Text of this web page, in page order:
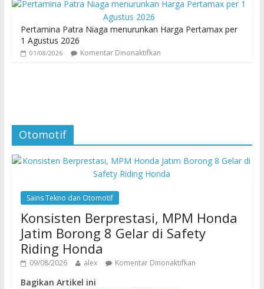
Pertamina Patra Niaga menurunkan Harga Pertamax per
1 Agustus 2026
01/08/2026 Komentar Dinonaktifkan
Otomotif
Sains Tekno dan Otomotif
Konsisten Berprestasi, MPM Honda
Jatim Borong 8 Gelar di Safety
Riding Honda
09/08/2026 alex Komentar Dinonaktifkan
Bagikan Artikel ini